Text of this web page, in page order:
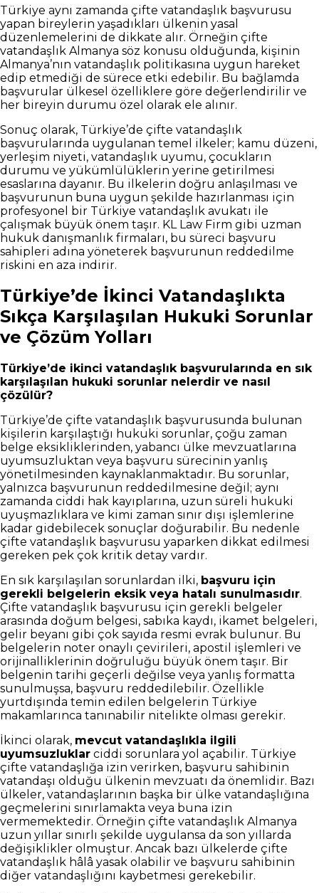
Türkiye aynı zamanda çifte vatandaşlık başvurusu
yapan bireylerin yaşadıkları ülkenin yasal
düzenlemelerini de dikkate alır. Örneğin çifte
vatandaşlık Almanya söz konusu olduğunda, kişinin
Almanya’nın vatandaşlık politikasına uygun hareket
edip etmediği de sürece etki edebilir. Bu bağlamda
başvurular ülkesel özelliklere göre değerlendirilir ve
her bireyin durumu özel olarak ele alınır.
Sonuç olarak, Türkiye’de çifte vatandaşlık
başvurularında uygulanan temel ilkeler; kamu düzeni,
yerleşim niyeti, vatandaşlık uyumu, çocukların
durumu ve yükümlülüklerin yerine getirilmesi
esaslarına dayanır. Bu ilkelerin doğru anlaşılması ve
başvurunun buna uygun şekilde hazırlanması için
profesyonel bir Türkiye vatandaşlık avukatı ile
çalışmak büyük önem taşır. KL Law Firm gibi uzman
hukuk danışmanlık firmaları, bu süreci başvuru
sahipleri adına yöneterek başvurunun reddedilme
riskini en aza indirir.
Türkiye’de İkinci Vatandaşlıkta
Sıkça Karşılaşılan Hukuki Sorunlar
ve Çözüm Yolları
Türkiye’de ikinci vatandaşlık başvurularında en sık
karşılaşılan hukuki sorunlar nelerdir ve nasıl
çözülür?
Türkiye’de çifte vatandaşlık başvurusunda bulunan
kişilerin karşılaştığı hukuki sorunlar, çoğu zaman
belge eksikliklerinden, yabancı ülke mevzuatlarına
uyumsuzluktan veya başvuru sürecinin yanlış
yönetilmesinden kaynaklanmaktadır. Bu sorunlar,
yalnızca başvurunun reddedilmesine değil; aynı
zamanda ciddi hak kayıplarına, uzun süreli hukuki
uyuşmazlıklara ve kimi zaman sınır dışı işlemlerine
kadar gidebilecek sonuçlar doğurabilir. Bu nedenle
çifte vatandaşlık başvurusu yaparken dikkat edilmesi
gereken pek çok kritik detay vardır.
En sık karşılaşılan sorunlardan ilki, başvuru için
gerekli belgelerin eksik veya hatalı sunulmasıdır.
Çifte vatandaşlık başvurusu için gerekli belgeler
arasında doğum belgesi, sabıka kaydı, ikamet belgeleri,
gelir beyanı gibi çok sayıda resmi evrak bulunur. Bu
belgelerin noter onaylı çevirileri, apostil işlemleri ve
orijinalliklerinin doğruluğu büyük önem taşır. Bir
belgenin tarihi geçerli değilse veya yanlış formatta
sunulmuşsa, başvuru reddedilebilir. Özellikle
yurtdışında temin edilen belgelerin Türkiye
makamlarınca tanınabilir nitelikte olması gerekir.
İkinci olarak, mevcut vatandaşlıkla ilgili
uyumsuzluklar ciddi sorunlara yol açabilir. Türkiye
çifte vatandaşlığa izin verirken, başvuru sahibinin
vatandaşı olduğu ülkenin mevzuatı da önemlidir. Bazı
ülkeler, vatandaşlarının başka bir ülke vatandaşlığına
geçmelerini sınırlamakta veya buna izin
vermemektedir. Örneğin çifte vatandaşlık Almanya
uzun yıllar sınırlı şekilde uygulansa da son yıllarda
değişiklikler olmuştur. Ancak bazı ülkelerde çifte
vatandaşlık hâlâ yasak olabilir ve başvuru sahibinin
diğer vatandaşlığını kaybetmesi gerekebilir.